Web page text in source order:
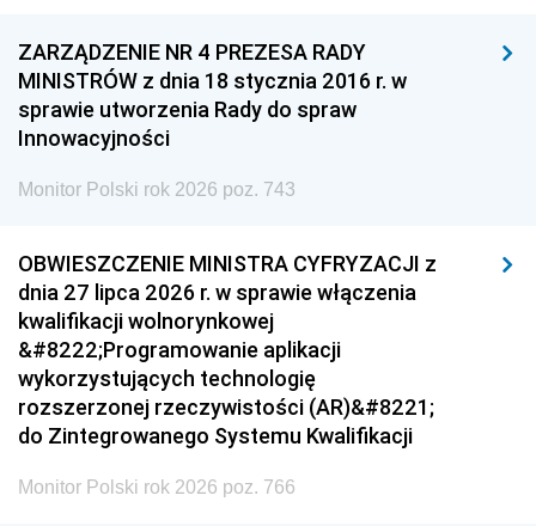
ZARZĄDZENIE NR 4 PREZESA RADY
MINISTRÓW z dnia 18 stycznia 2016 r. w
sprawie utworzenia Rady do spraw
Innowacyjności
Monitor Polski rok 2026 poz. 743
OBWIESZCZENIE MINISTRA CYFRYZACJI z
dnia 27 lipca 2026 r. w sprawie włączenia
kwalifikacji wolnorynkowej
&#8222;Programowanie aplikacji
wykorzystujących technologię
rozszerzonej rzeczywistości (AR)&#8221;
do Zintegrowanego Systemu Kwalifikacji
Monitor Polski rok 2026 poz. 766